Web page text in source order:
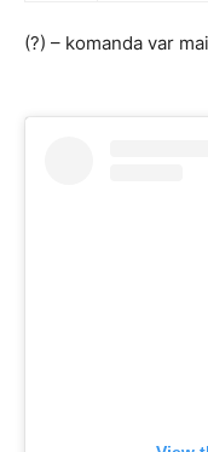
(?) – komanda var